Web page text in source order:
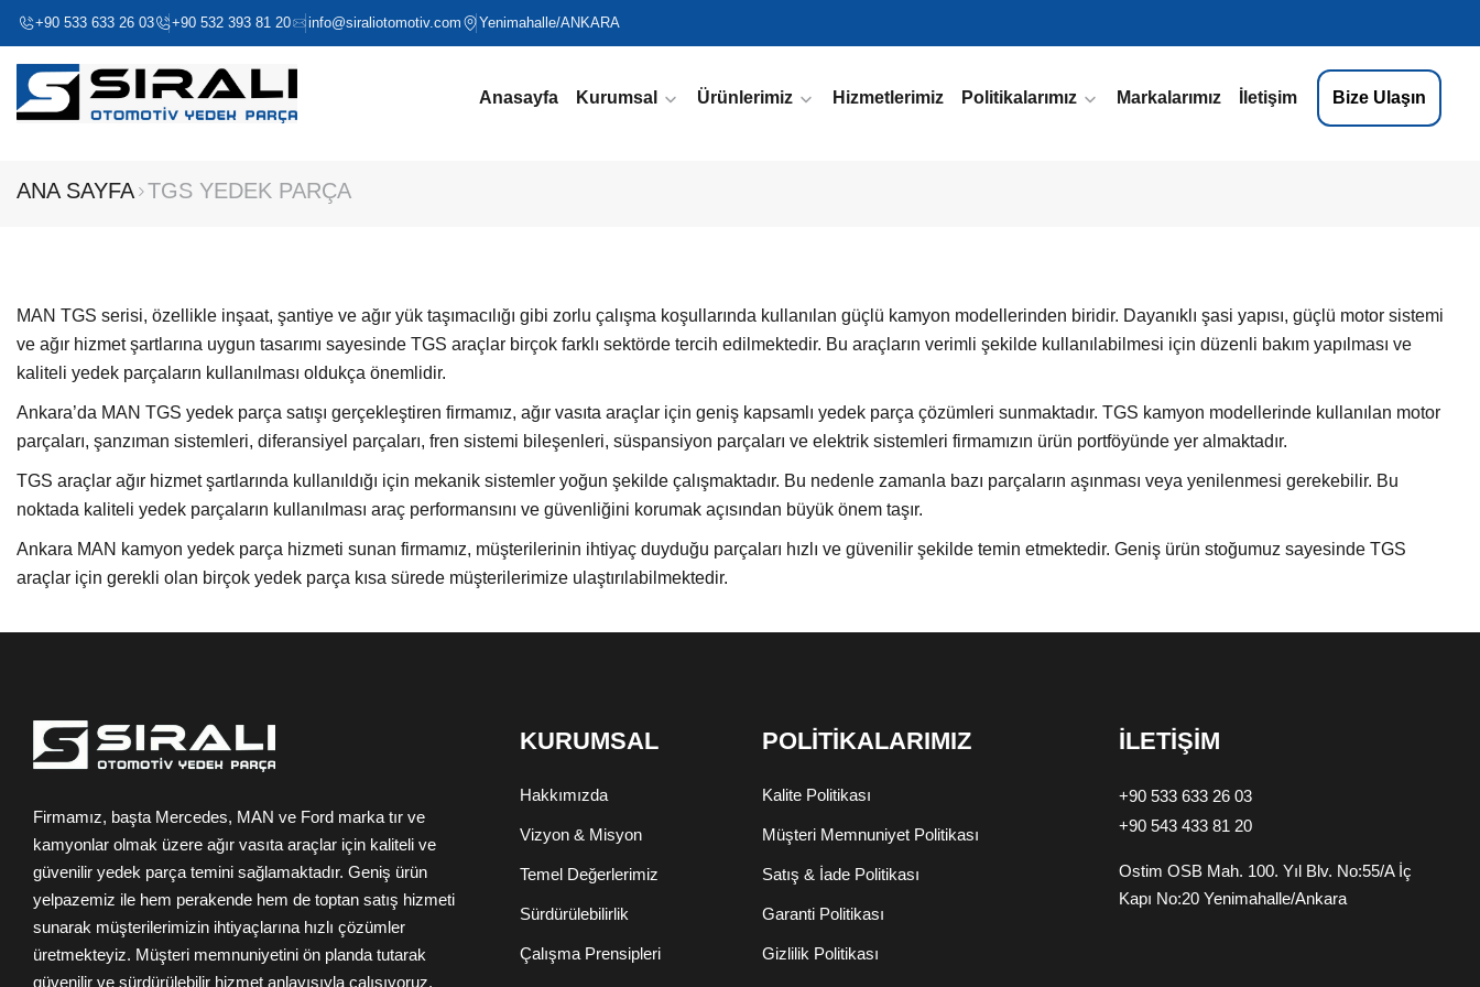
+90 533 633 26 03 +90 532 393 81 20 info@siraliotomotiv.com Yenimahalle/ANKARA
Anasayfa Kurumsal Ürünlerimiz Hizmetlerimiz Politikalarımız Markalarımız İletişim Bize Ulaşın
ANA SAYFA TGS YEDEK PARÇA
MAN TGS serisi, özellikle inşaat, şantiye ve ağır yük taşımacılığı gibi zorlu çalışma koşullarında kullanılan güçlü kamyon modellerinden biridir. Dayanıklı şasi yapısı, güçlü motor sistemi
ve ağır hizmet şartlarına uygun tasarımı sayesinde TGS araçlar birçok farklı sektörde tercih edilmektedir. Bu araçların verimli şekilde kullanılabilmesi için düzenli bakım yapılması ve
kaliteli yedek parçaların kullanılması oldukça önemlidir.
Ankara’da MAN TGS yedek parça satışı gerçekleştiren firmamız, ağır vasıta araçlar için geniş kapsamlı yedek parça çözümleri sunmaktadır. TGS kamyon modellerinde kullanılan motor
parçaları, şanzıman sistemleri, diferansiyel parçaları, fren sistemi bileşenleri, süspansiyon parçaları ve elektrik sistemleri firmamızın ürün portföyünde yer almaktadır.
TGS araçlar ağır hizmet şartlarında kullanıldığı için mekanik sistemler yoğun şekilde çalışmaktadır. Bu nedenle zamanla bazı parçaların aşınması veya yenilenmesi gerekebilir. Bu
noktada kaliteli yedek parçaların kullanılması araç performansını ve güvenliğini korumak açısından büyük önem taşır.
Ankara MAN kamyon yedek parça hizmeti sunan firmamız, müşterilerinin ihtiyaç duyduğu parçaları hızlı ve güvenilir şekilde temin etmektedir. Geniş ürün stoğumuz sayesinde TGS
araçlar için gerekli olan birçok yedek parça kısa sürede müşterilerimize ulaştırılabilmektedir.
Firmamız, başta Mercedes, MAN ve Ford marka tır ve
kamyonlar olmak üzere ağır vasıta araçlar için kaliteli ve
güvenilir yedek parça temini sağlamaktadır. Geniş ürün
yelpazemiz ile hem perakende hem de toptan satış hizmeti
sunarak müşterilerimizin ihtiyaçlarına hızlı çözümler
üretmekteyiz. Müşteri memnuniyetini ön planda tutarak
güvenilir ve sürdürülebilir hizmet anlayışıyla çalışıyoruz.
KURUMSAL
Hakkımızda
Vizyon & Misyon
Temel Değerlerimiz
Sürdürülebilirlik
Çalışma Prensipleri
POLİTİKALARIMIZ
Kalite Politikası
Müşteri Memnuniyet Politikası
Satış & İade Politikası
Garanti Politikası
Gizlilik Politikası
İLETİŞİM
+90 533 633 26 03
+90 543 433 81 20
Ostim OSB Mah. 100. Yıl Blv. No:55/A İç
Kapı No:20 Yenimahalle/Ankara